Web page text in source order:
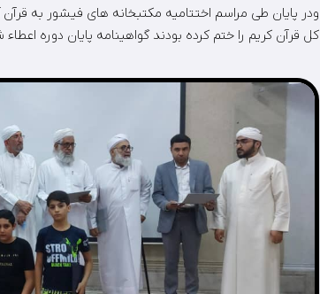
کل قرآن کریم را ختم کرده بودند گواهینامه پایان دوره